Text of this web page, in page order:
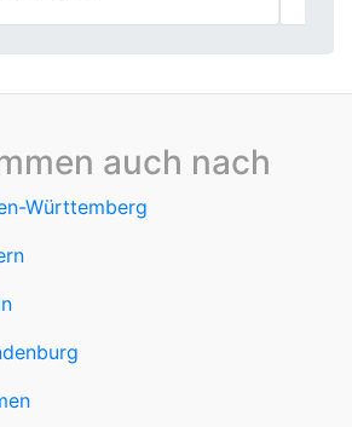
auch nach
Württemberg